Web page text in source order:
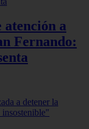
a
Fernando: